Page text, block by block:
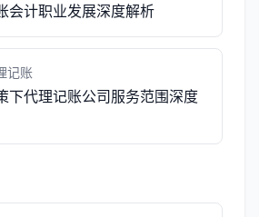
会计职业发展深度解析
记账
下代理记账公司服务范围深度